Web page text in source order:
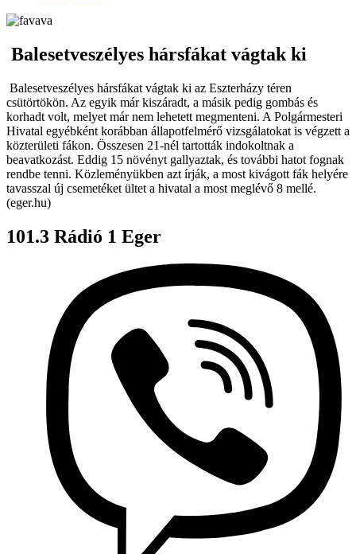
Balesetveszélyes hársfákat vágtak ki
Balesetveszélyes hársfákat vágtak ki az Eszterházy téren
csütörtökön. Az egyik már kiszáradt, a másik pedig gombás és
korhadt volt, melyet már nem lehetett megmenteni. A Polgármesteri
Hivatal egyébként korábban állapotfelmérő vizsgálatokat is végzett a
közterületi fákon. Összesen 21-nél tartották indokoltnak a
beavatkozást. Eddig 15 növényt gallyaztak, és további hatot fognak
rendbe tenni. Közleményükben azt írják, a most kivágott fák helyére
tavasszal új csemetéket ültet a hivatal a most meglévő 8 mellé.
(eger.hu)
101.3 Rádió 1 Eger